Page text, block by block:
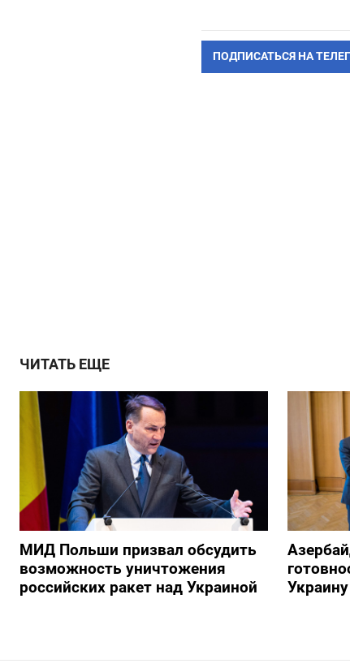
ПОДПИСАТЬСЯ НА
ЧИТАТЬ ЕЩЕ
МИД Польши призвал обсудить
возможность уничтожения
российских ракет над Украиной
Украину